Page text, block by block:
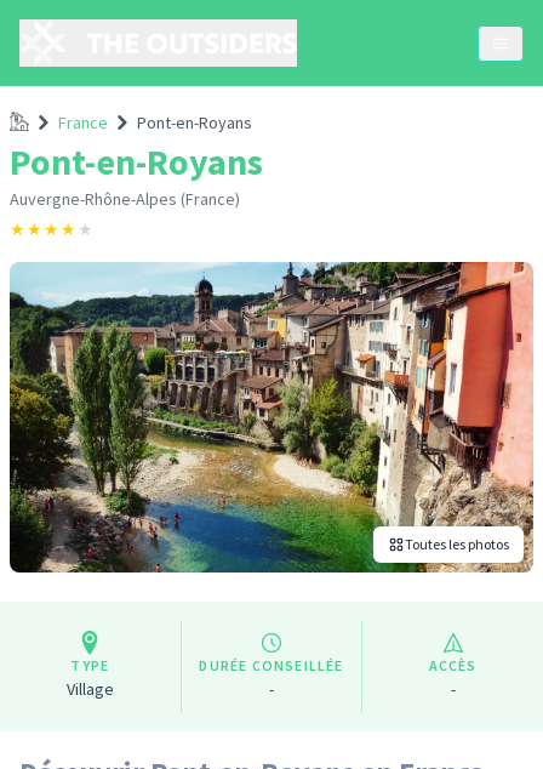
Accueil
France Pont-en-Royans
Pont-en-Royans
Auvergne-Rhône-Alpes (France)
★★★★ ★
Toutes les photos
TYPE
Village
DURÉE CONSEILLÉE
-
ACCÈS
-